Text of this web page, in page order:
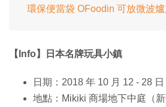
環保便當袋 OFoodin 可放微波
【Info】日本名牌玩具小鎮
日期：2018 年 10 月 12 - 28 日
地點：Mikiki 商場地下中庭（